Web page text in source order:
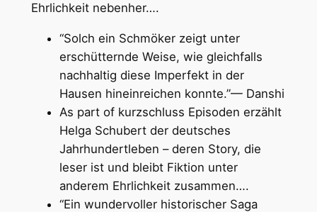
Ehrlichkeit nebenher….
“Solch ein Schmöker zeigt unter
erschütternde Weise, wie gleichfalls
nachhaltig diese Imperfekt in der
Hausen hineinreichen konnte.”— Danshi
As part of kurzschluss Episoden erzählt
Helga Schubert der deutsches
Jahrhundertleben – deren Story, die
leser ist und bleibt Fiktion unter
anderem Ehrlichkeit zusammen….
“Ein wundervoller historischer Saga